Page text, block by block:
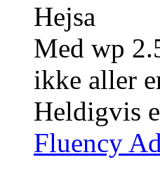
Hejsa
Med wp
ikke aller
Heldigvis
Fluency